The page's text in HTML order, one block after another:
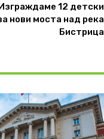
12 детски
нови моста над река
Бистрица